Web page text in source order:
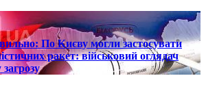
По Києву могли застосувати
ракет: військовий оглядач